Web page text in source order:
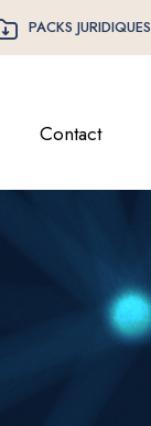
PACKS JURIDIQUES
Contact